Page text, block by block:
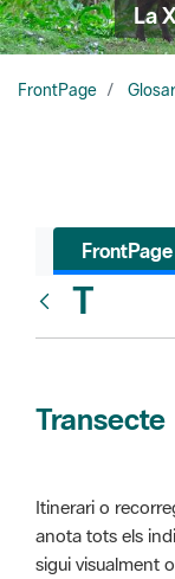
La
FrontPage
FrontPage
T
Transecte
Itinerari o
anota tots els
sigui visualment